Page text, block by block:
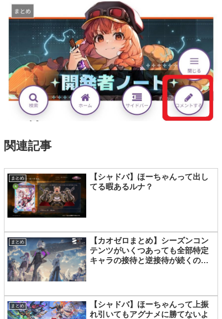
関連記事
まとめ
【シャドバ】ほーちゃんって出し
てる暇あるルナ？
まとめ
【カオゼロまとめ】シーズンコン
テンツがいくつあっても全部特定
キャラの接待と逆接待が続くのは
まとめ
【シャドバ】ほーちゃんって上振
れ引いてもアグナメに勝てないよ